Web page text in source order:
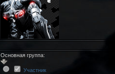
Основная группа:
Участник